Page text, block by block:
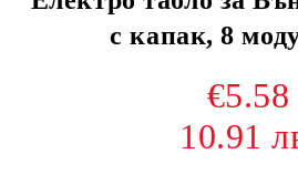
с капак, 8
€5.58
10.91